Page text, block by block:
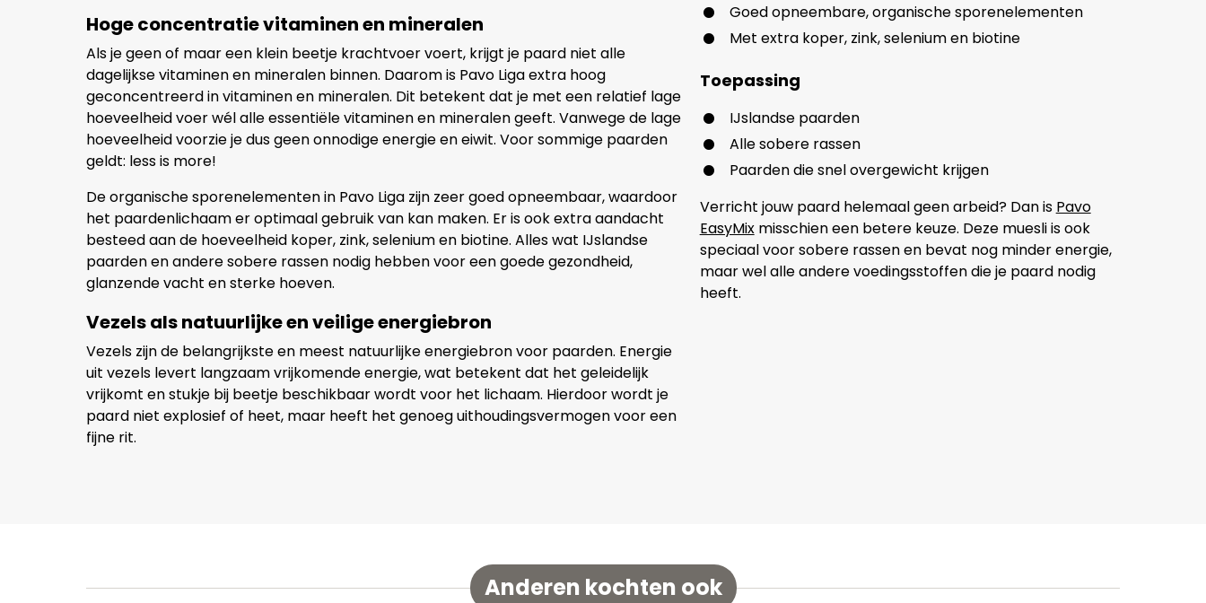
Hoge concentratie vitaminen en mineralen
Als je geen of maar een klein beetje krachtvoer voert, krijgt je paard niet alle
dagelijkse vitaminen en mineralen binnen. Daarom is Pavo Liga extra hoog
geconcentreerd in vitaminen en mineralen. Dit betekent dat je met een relatief lage
hoeveelheid voer wél alle essentiële vitaminen en mineralen geeft. Vanwege de lage
hoeveelheid voorzie je dus geen onnodige energie en eiwit. Voor sommige paarden
geldt: less is more!
De organische sporenelementen in Pavo Liga zijn zeer goed opneembaar, waardoor
het paardenlichaam er optimaal gebruik van kan maken. Er is ook extra aandacht
besteed aan de hoeveelheid koper, zink, selenium en biotine. Alles wat IJslandse
paarden en andere sobere rassen nodig hebben voor een goede gezondheid,
glanzende vacht en sterke hoeven.
Vezels als natuurlijke en veilige energiebron
Vezels zijn de belangrijkste en meest natuurlijke energiebron voor paarden. Energie
uit vezels levert langzaam vrijkomende energie, wat betekent dat het geleidelijk
vrijkomt en stukje bij beetje beschikbaar wordt voor het lichaam. Hierdoor wordt je
paard niet explosief of heet, maar heeft het genoeg uithoudingsvermogen voor een
fijne rit.
Goed opneembare, organische sporenelementen
Met extra koper, zink, selenium en biotine
Toepassing
IJslandse paarden
Alle sobere rassen
Paarden die snel overgewicht krijgen
Verricht jouw paard helemaal geen arbeid? Dan is Pavo
EasyMixmisschien een betere keuze. Deze muesli is ook
speciaal voor sobere rassen en bevat nog minder energie,
maar wel alle andere voedingsstoffen die je paard nodig
heeft.
Anderen kochten ook